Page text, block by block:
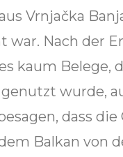
Vrnjačka
war. Nach der
kaum Belege,
wurde,
dass
Balkan von